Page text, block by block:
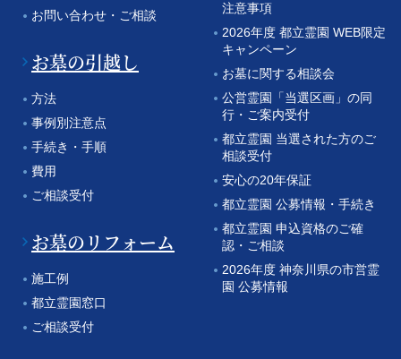
お問い合わせ・ご相談
お墓の引越し
方法
事例別注意点
手続き・手順
費用
ご相談受付
お墓のリフォーム
施工例
都立霊園窓口
ご相談受付
注意事項
2026年度 都立霊園 WEB限定
キャンペーン
お墓に関する相談会
公営霊園「当選区画」の同
行・ご案内受付
都立霊園 当選された方のご
相談受付
安心の20年保証
都立霊園 公募情報・手続き
都立霊園 申込資格のご確
認・ご相談
2026年度 神奈川県の市営霊
園 公募情報